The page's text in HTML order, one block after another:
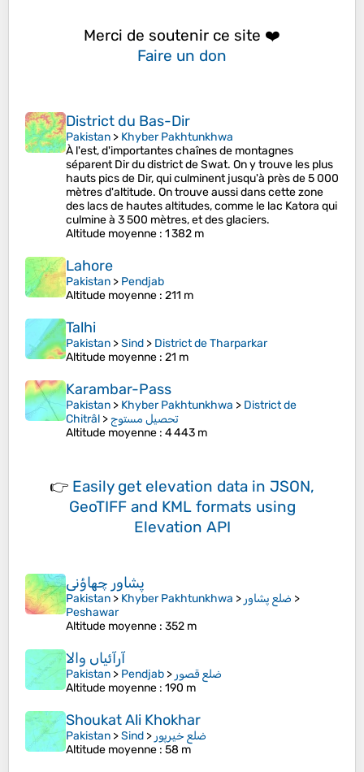
Merci de soutenir ce site ❤️
Faire un don
District du Bas-Dir
Pakistan > Khyber Pakhtunkhwa
À l'est, d'importantes chaînes de montagnes
séparent Dir du district de Swat. On y trouve les plus
hauts pics de Dir, qui culminent jusqu'à près de 5 000
mètres d'altitude. On trouve aussi dans cette zone
des lacs de hautes altitudes, comme le lac Katora qui
culmine à 3 500 mètres, et des glaciers.
Altitude moyenne : 1 382 m
Lahore
Pakistan > Pendjab
Altitude moyenne : 211 m
Talhi
Pakistan >Sind > District de Tharparkar
Altitude moyenne : 21 m
Karambar-Pass
Pakistan > Khyber Pakhtunkhwa > District de
Chitrâl >تحصیل مستوج
Altitude moyenne : 4 443 m
👉 Easily get elevation data in JSON,
GeoTIFF and KML formats using
Elevation API
پشاور چھاؤنی
Pakistan > Khyber Pakhtunkhwa >
>
Peshawar
Altitude moyenne : 352 m
آرآئیاں والا
Pakistan > Pendjab > ضلع قصور
Altitude moyenne : 190 m
Shoukat Ali Khokhar
Pakistan >Sind > ضلع خیرپور
Altitude moyenne : 58 m